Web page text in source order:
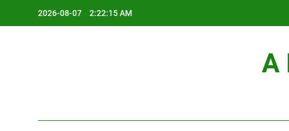
2026-08-07 2:22:16 AM
A